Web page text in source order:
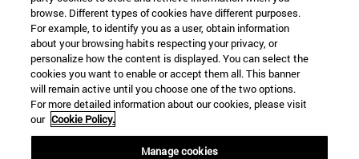
Accesos directos
Biblioteca(abre en nueva ventana)
browse. Different types of cookies have different purposes.
For example, to identify you as a user, obtain information
about your browsing habits respecting your privacy, or
personalize how the content is displayed. You can select the
cookies you want to enable or accept them all. This banner
will remain active until you choose one of the two options.
For more detailed information about our cookies, please visit
our Cookie Policy.
Manage cookies